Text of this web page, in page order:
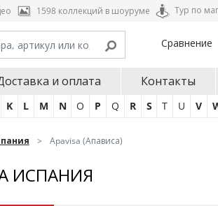
1598 коллекций в шоуруме Тур по
Сравнение
и оплата Контакты
K L M N O P Q R S T U V
Apavisa (Апависа)
ИСПАНИЯ